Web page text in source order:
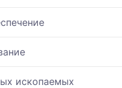
ископаемых